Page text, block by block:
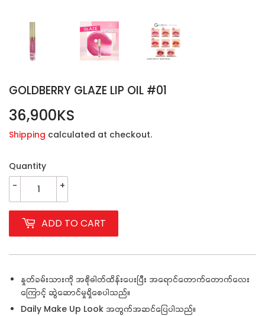
GOLDBERRY GLAZE LIP OIL #01
36,900KS
Shipping calculated at checkout.
Quantity
+
-
ADD TO CART
နှုတ်ခမ်းသားကို အစိုဓါတ်ထိန်းပေးပြီး အရောင်တောက်တောက်လေး
ကြောင့် ဆွဲဆောင်မှုရှိစေပါသည်။
Daily Make Up Look အတွက်အဆင်ပြေပါသည်။